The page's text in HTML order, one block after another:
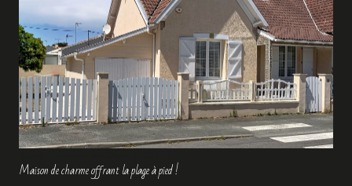
voir le bien
Maison de charme offrant la plage à pied !